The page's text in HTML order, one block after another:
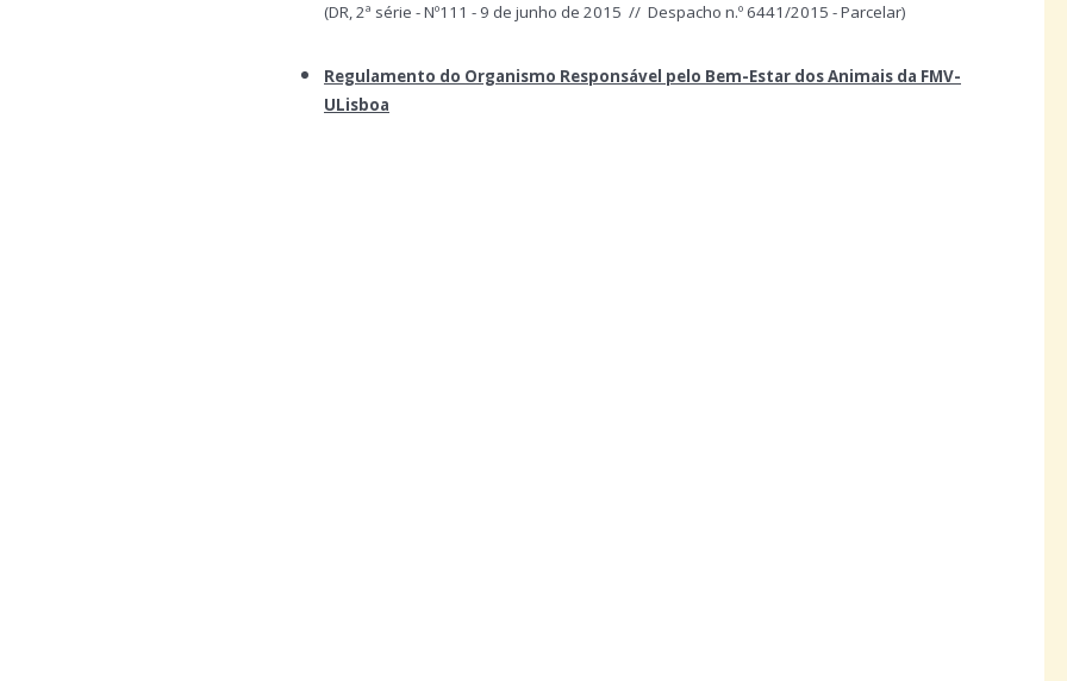
(DR, 2ª série - Nº111 - 9 de junho de 2015 // Despacho n.º 6441/2015 - Parcelar)
Regulamento do Organismo Responsável pelo Bem-Estar dos Animais da FMV-
ULisboa